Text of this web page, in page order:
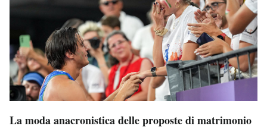
La moda anacronistica delle proposte di matrimonio